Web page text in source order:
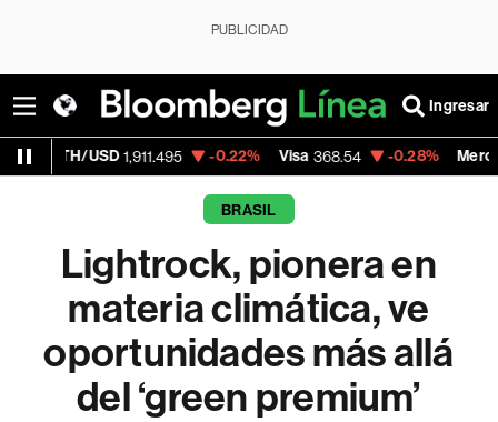
PUBLICIDAD
Ingresar
1,911.495 -0.22% Visa 368.54 -0.28% MercadoLibre
BRASIL
Lightrock, pionera en
materia climática, ve
oportunidades más allá
del ‘green premium’